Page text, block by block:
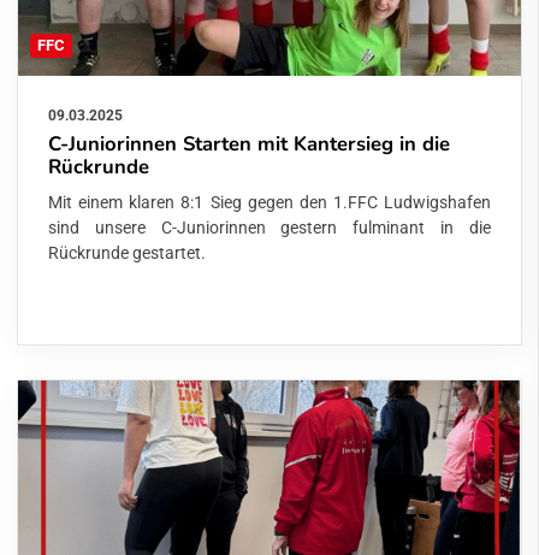
FFC
09.03.2025
C-Juniorinnen Starten mit Kantersieg in die
Rückrunde
Mit einem klaren 8:1 Sieg gegen den 1.FFC Ludwigshafen
sind unsere C-Juniorinnen gestern fulminant in die
Rückrunde gestartet.